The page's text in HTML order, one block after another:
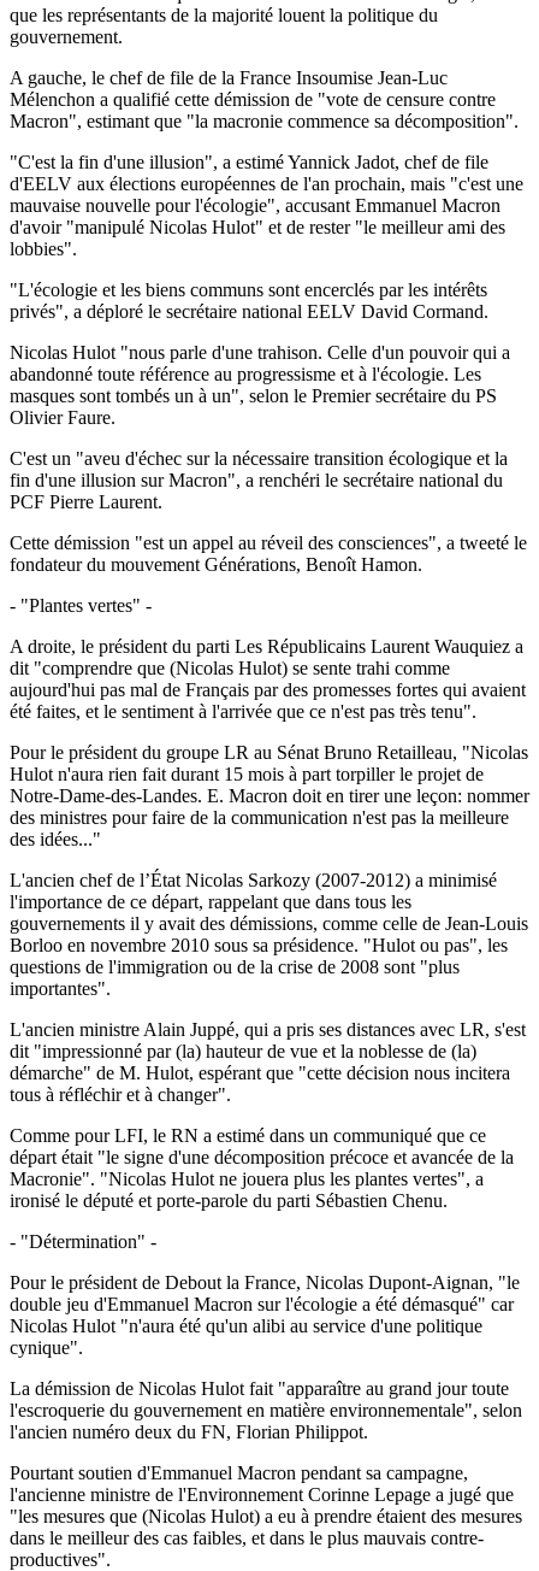
que les représentants de la majorité louent la politique du
gouvernement.
A gauche, le chef de file de la France Insoumise Jean-Luc
Mélenchon a qualifié cette démission de "vote de censure contre
Macron", estimant que "la macronie commence sa décomposition".
"C'est la fin d'une illusion", a estimé Yannick Jadot, chef de file
d'EELV aux élections européennes de l'an prochain, mais "c'est une
mauvaise nouvelle pour l'écologie", accusant Emmanuel Macron
d'avoir "manipulé Nicolas Hulot" et de rester "le meilleur ami des
lobbies".
"L'écologie et les biens communs sont encerclés par les intérêts
privés", a déploré le secrétaire national EELV David Cormand.
Nicolas Hulot "nous parle d'une trahison. Celle d'un pouvoir qui a
abandonné toute référence au progressisme et à l'écologie. Les
masques sont tombés un à un", selon le Premier secrétaire du PS
Olivier Faure.
C'est un "aveu d'échec sur la nécessaire transition écologique et la
fin d'une illusion sur Macron", a renchéri le secrétaire national du
PCF Pierre Laurent.
Cette démission "est un appel au réveil des consciences", a tweeté le
fondateur du mouvement Générations, Benoît Hamon.
- "Plantes vertes" -
A droite, le président du parti Les Républicains Laurent Wauquiez a
dit "comprendre que (Nicolas Hulot) se sente trahi comme
aujourd'hui pas mal de Français par des promesses fortes qui avaient
été faites, et le sentiment à l'arrivée que ce n'est pas très tenu".
Pour le président du groupe LR au Sénat Bruno Retailleau, "Nicolas
Hulot n'aura rien fait durant 15 mois à part torpiller le projet de
Notre-Dame-des-Landes. E. Macron doit en tirer une leçon: nommer
des ministres pour faire de la communication n'est pas la meilleure
des idées..."
L'ancien chef de l’État Nicolas Sarkozy (2007-2012) a minimisé
l'importance de ce départ, rappelant que dans tous les
gouvernements il y avait des démissions, comme celle de Jean-Louis
Borloo en novembre 2010 sous sa présidence. "Hulot ou pas", les
questions de l'immigration ou de la crise de 2008 sont "plus
importantes".
L'ancien ministre Alain Juppé, qui a pris ses distances avec LR, s'est
dit "impressionné par (la) hauteur de vue et la noblesse de (la)
démarche" de M. Hulot, espérant que "cette décision nous incitera
tous à réfléchir et à changer".
Comme pour LFI, le RN a estimé dans un communiqué que ce
départ était "le signe d'une décomposition précoce et avancée de la
Macronie". "Nicolas Hulot ne jouera plus les plantes vertes", a
ironisé le député et porte-parole du parti Sébastien Chenu.
- "Détermination" -
Pour le président de Debout la France, Nicolas Dupont-Aignan, "le
double jeu d'Emmanuel Macron sur l'écologie a été démasqué" car
Nicolas Hulot "n'aura été qu'un alibi au service d'une politique
cynique".
La démission de Nicolas Hulot fait "apparaître au grand jour toute
l'escroquerie du gouvernement en matière environnementale", selon
l'ancien numéro deux du FN, Florian Philippot.
Pourtant soutien d'Emmanuel Macron pendant sa campagne,
l'ancienne ministre de l'Environnement Corinne Lepage a jugé que
"les mesures que (Nicolas Hulot) a eu à prendre étaient des mesures
dans le meilleur des cas faibles, et dans le plus mauvais contre-
productives".